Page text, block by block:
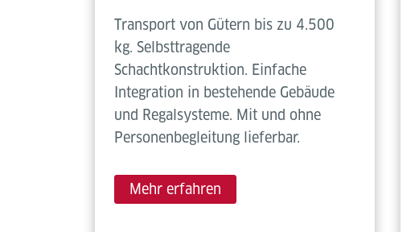
Transport von Gütern bis zu 4.500
kg. Selbsttragende
Schachtkonstruktion. Einfache
Integration in bestehende Gebäude
und Regalsysteme. Mit und ohne
Personenbegleitung lieferbar.
Mehr erfahren